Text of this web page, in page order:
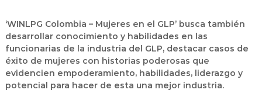
‘WINLPG Colombia – Mujeres en el GLP’ busca también
desarrollar conocimiento y habilidades en las
funcionarias de la industria del GLP, destacar casos de
éxito de mujeres con historias poderosas que
evidencien empoderamiento, habilidades, liderazgo y
potencial para hacer de esta una mejor industria.